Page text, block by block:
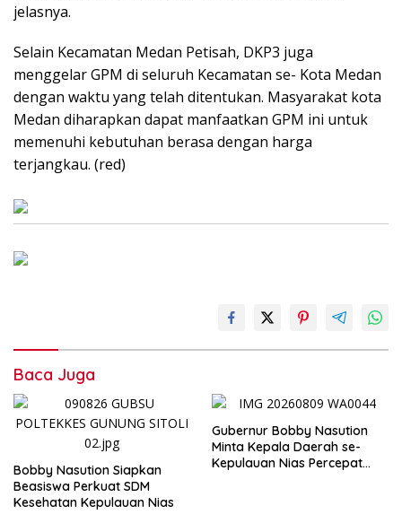
jelasnya.
Selain Kecamatan Medan Petisah, DKP3 juga
menggelar GPM di seluruh Kecamatan se- Kota Medan
dengan waktu yang telah ditentukan. Masyarakat kota
Medan diharapkan dapat manfaatkan GPM ini untuk
memenuhi kebutuhan berasa dengan harga
terjangkau. (red)
Baca Juga
Bobby Nasution Siapkan
Beasiswa Perkuat SDM
Kesehatan Kepulauan Nias
Gubernur Bobby Nasution
Minta Kepala Daerah se-
Kepulauan Nias Percepat